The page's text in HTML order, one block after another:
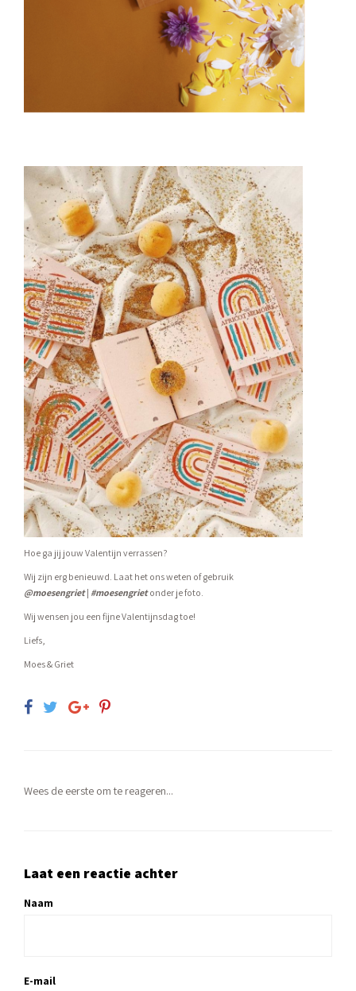
Hoe ga jij jouw Valentijn verrassen?
Wij zijn erg benieuwd. Laat het ons weten of gebruik
@moesengriet| #moesengrietonder je foto.
Wij wensen jou een fijne Valentijnsdag toe!
Liefs,
Moes & Griet
Wees de eerste om te reageren...
Laat een reactie achter
Naam
E-mail